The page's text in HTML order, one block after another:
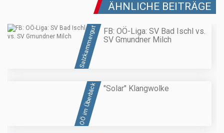
ÄHNLICHE BEITRÄGE
Salzkammergut
FB: OÖ-Liga: SV Bad Ischl vs.
SV Gmundner Milch
OÖ im Überblick "Solar" Klangwolke